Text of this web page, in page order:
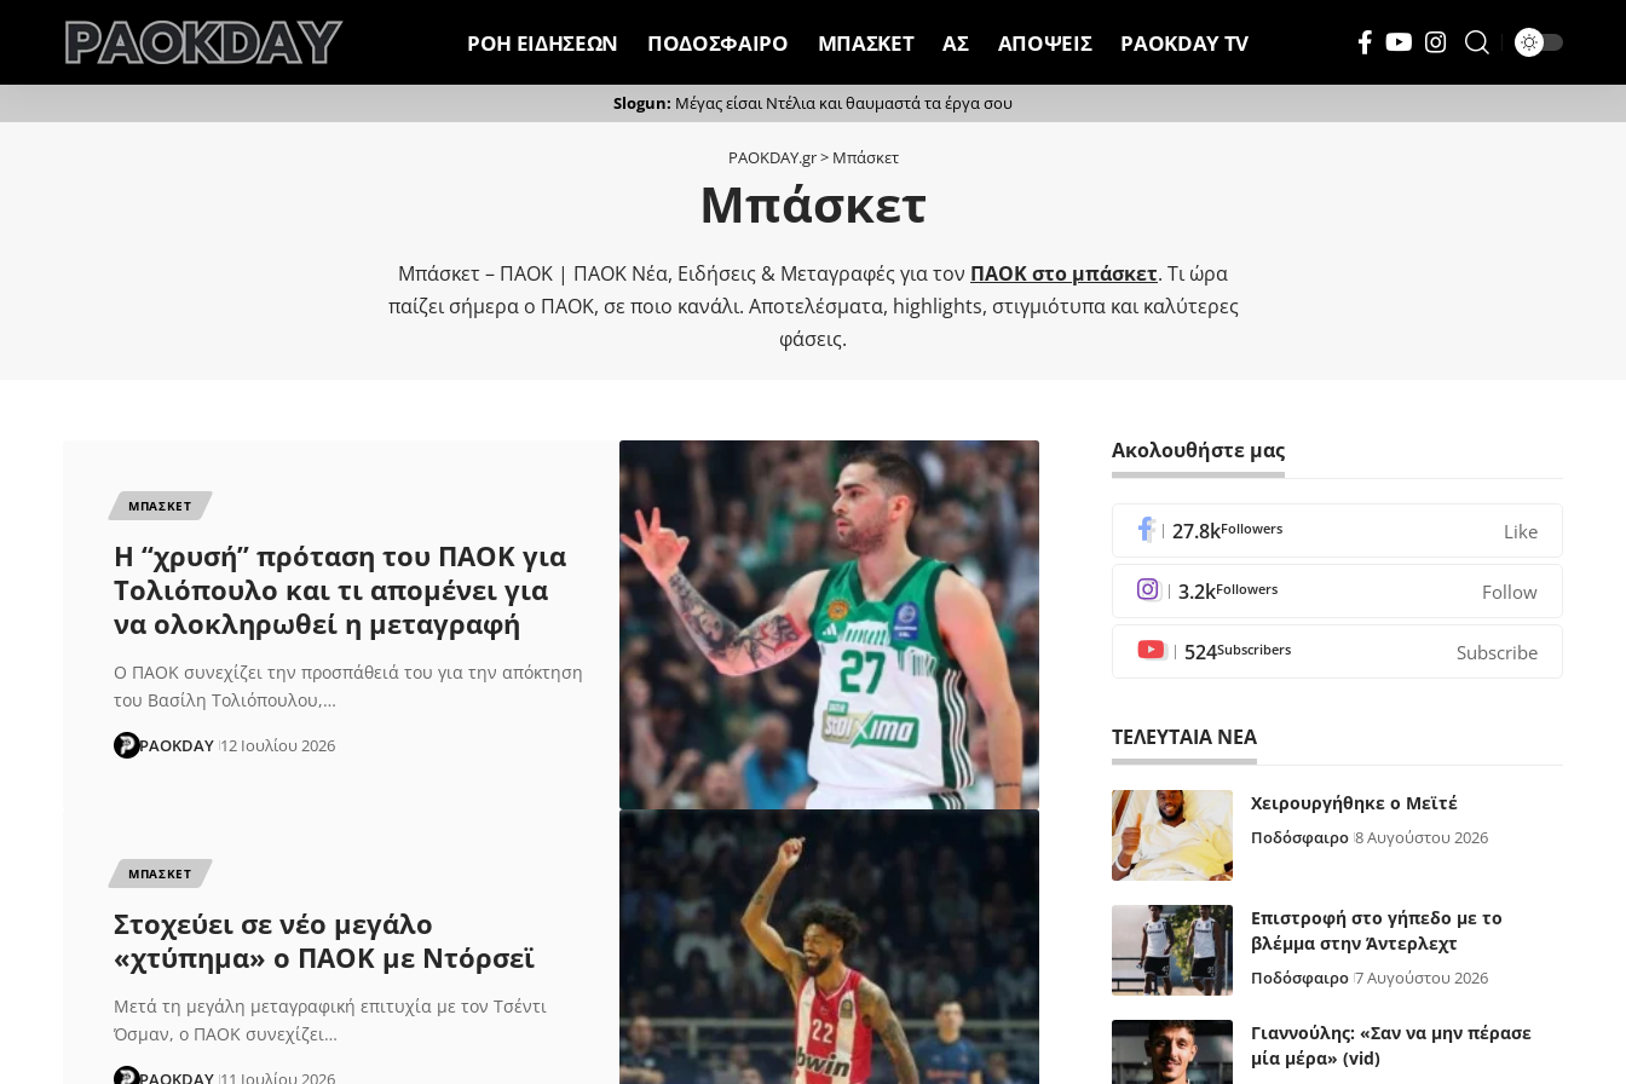
ΡΟΗ ΕΙΔΗΣΕΩΝ ΠΟΔΟΣΦΑΙΡΟ ΜΠΑΣΚΕΤ ΑΣ ΑΠΟΨΕΙΣ PAOKDAY TV
Μέγας είσαι Ντέλια και θαυμαστά τα έργα σου
PAOKDAY.gr> Μπάσκετ
Μπάσκετ
Μπάσκετ – ΠΑΟΚ | ΠΑΟΚ Νέα, Ειδήσεις & Μεταγραφές για τον ΠΑΟΚ στο μπάσκετ. Τι ώρα
παίζει σήμερα ο ΠΑΟΚ, σε ποιο κανάλι. Αποτελέσματα, highlights, στιγμιότυπα και καλύτερες
φάσεις.
ΜΠΑΣΚΕΤ
Η “χρυσή” πρόταση του ΠΑΟΚ για
Τολιόπουλο και τι απομένει για
να ολοκληρωθεί η μεταγραφή
Ο ΠΑΟΚ συνεχίζει την προσπάθειά του για την απόκτηση
του Βασίλη Τολιόπουλου,…
PAOKDAY 12 Ιουλίου 2026
ΜΠΑΣΚΕΤ
Στοχεύει σε νέο μεγάλο
«χτύπημα» ο ΠΑΟΚ με Ντόρσεϊ
Μετά τη μεγάλη μεταγραφική επιτυχία με τον Τσέντι
Όσμαν, ο ΠΑΟΚ συνεχίζει…
Ακολουθήστε μας
27.8kFollowers Like
3.2kFollowers Follow
524Subscribers Subscribe
ΤΕΛΕΥΤΑΙΑ ΝΕΑ
Χειρουργήθηκε ο Μεϊτέ
Ποδόσφαιρο 8 Αυγούστου 2026
Επιστροφή στο γήπεδο με το
βλέμμα στην Άντερλεχτ
Ποδόσφαιρο 7 Αυγούστου 2026
Γιαννούλης: «Σαν να μην πέρασε
μία μέρα» (vid)